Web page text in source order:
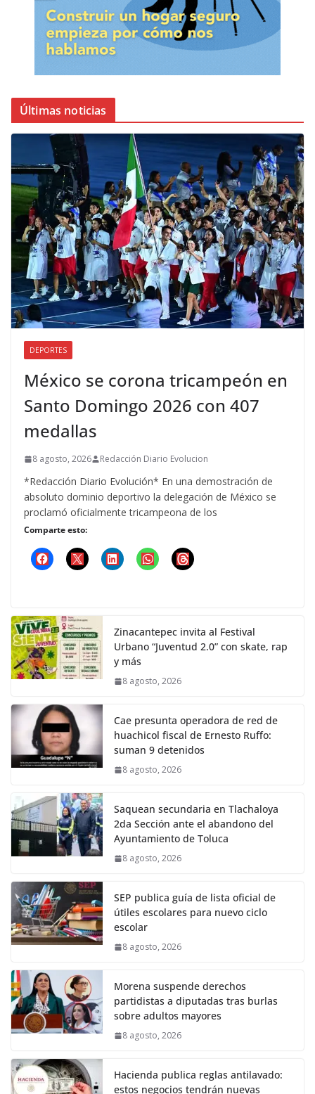
Últimas noticias
DEPORTES
México se corona tricampeón en
Santo Domingo 2026 con 407
medallas
8 agosto, 2026 Redacción Diario Evolucion
*Redacción Diario Evolución* En una demostración de
absoluto dominio deportivo la delegación de México se
proclamó oficialmente tricampeona de los
Comparte esto:
Zinacantepec invita al Festival
Urbano “Juventud 2.0” con skate, rap
y más
8 agosto, 2026
Cae presunta operadora de red de
huachicol fiscal de Ernesto Ruffo:
suman 9 detenidos
8 agosto, 2026
Saquean secundaria en Tlachaloya
2da Sección ante el abandono del
Ayuntamiento de Toluca
8 agosto, 2026
SEP publica guía de lista oficial de
útiles escolares para nuevo ciclo
escolar
8 agosto, 2026
Morena suspende derechos
partidistas a diputadas tras burlas
sobre adultos mayores
8 agosto, 2026
Hacienda publica reglas antilavado:
estos negocios tendrán nuevas